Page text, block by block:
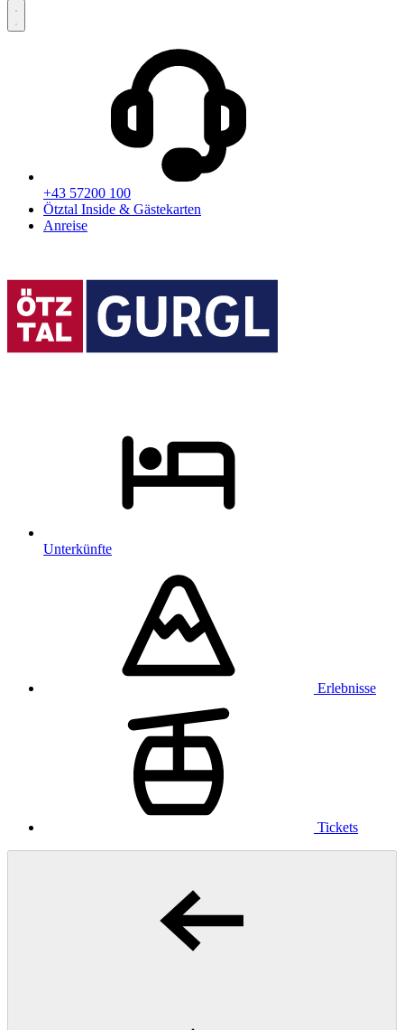
+43 57200 100
Ötztal Inside & Gästekarten
Anreise
Unterkünfte
Erlebnisse
Tickets